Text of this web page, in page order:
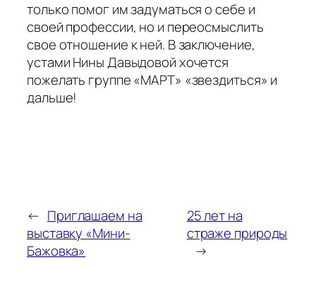
только помог им задуматься о себе и
своей профессии, но и переосмыслить
свое отношение к ней. В заключение,
устами Нины Давыдовой хочется
пожелать группе «МАРТ» «звездиться» и
дальше!
← Приглашаем на
выставку «Мини-
Бажовка»
25 лет на
страже природы
→